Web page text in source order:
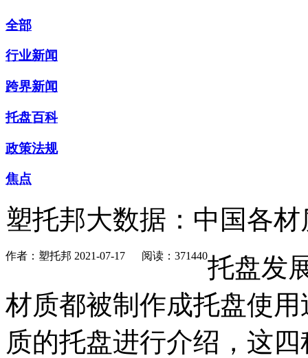
全部
行业新闻
跨界新闻
托盘百科
政策法规
焦点
塑托邦大数据：中国各
作者：塑托邦 2021-07-17 阅读：371440托盘发
材质都被制作成托盘使
质的托盘进行介绍，这